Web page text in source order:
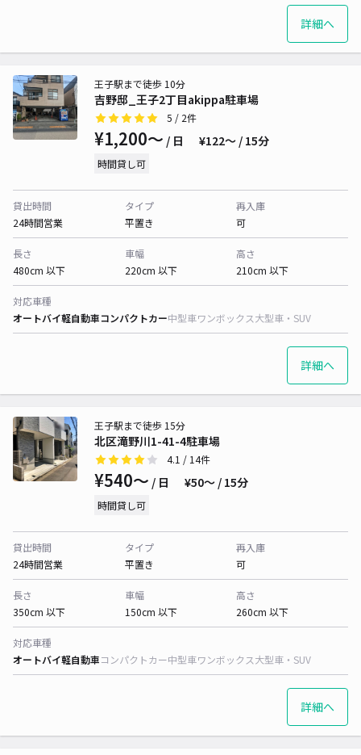
詳細へ
吉野邸_王子2丁目akippa駐車場
王子駅まで徒歩 10分
5 / 2件
¥1,200〜 / 日 ¥122〜 / 15分
時間貸し可
貸出時間
24時間営業
タイプ
平置き
再入庫
可
長さ
480cm 以下
車幅
220cm 以下
高さ
210cm 以下
対応車種
オートバイ軽自動車コンパクトカー中型車ワンボックス大型車・SUV
詳細へ
北区滝野川1-41-4駐車場
王子駅まで徒歩 15分
4.1 / 14件
¥540〜 / 日 ¥50〜 / 15分
時間貸し可
貸出時間
24時間営業
タイプ
平置き
再入庫
可
長さ
350cm 以下
車幅
150cm 以下
高さ
260cm 以下
対応車種
オートバイ軽自動車コンパクトカー中型車ワンボックス大型車・SUV
詳細へ